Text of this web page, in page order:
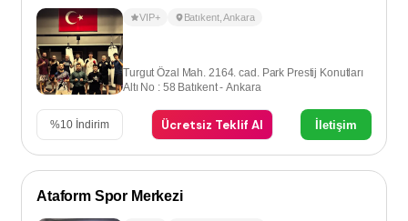
VIP+ Batıkent,Ankara
Turgut Özal Mah. 2164. cad. Park Prestij Konutları
Altı No : 58 Batıkent - Ankara
%10 İndirim Ücretsiz Teklif Al İletişim
Ataform Spor Merkezi